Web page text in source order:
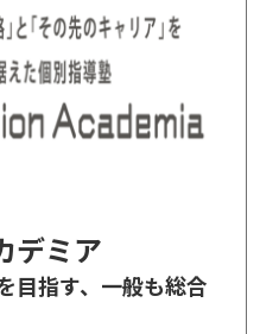
デミア
目指す、一般も総合